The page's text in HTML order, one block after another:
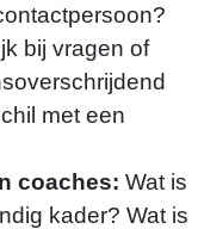
bij vragen of
met een
coaches: Wat is
kader? Wat is